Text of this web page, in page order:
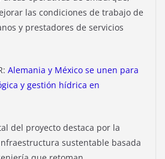
las condiciones de trabajo de
y prestadores de servicios
Alemania y México se unen para
y gestión hídrica en
del proyecto destaca por la
sustentable basada